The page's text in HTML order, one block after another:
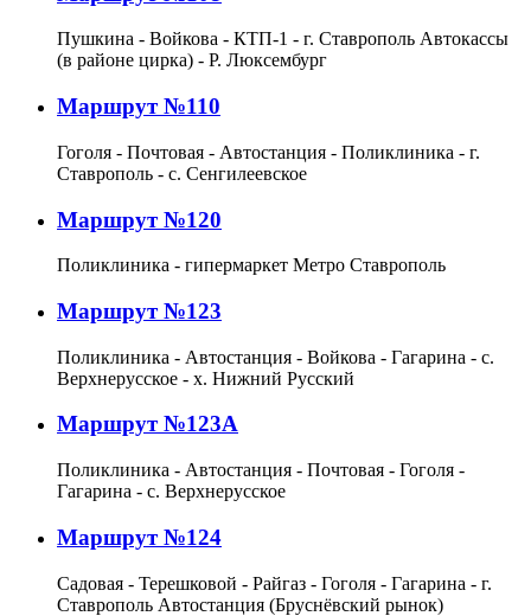
Пушкина - Войкова - КТП-1 - г. Ставрополь Автокассы
(в районе цирка) - Р. Люксембург
Маршрут №110
Гоголя - Почтовая - Автостанция - Поликлиника - г.
Ставрополь - с. Сенгилеевское
Маршрут №120
Поликлиника - гипермаркет Метро Ставрополь
Маршрут №123
Поликлиника - Автостанция - Войкова - Гагарина - с.
Верхнерусское - х. Нижний Русский
Маршрут №123А
Поликлиника - Автостанция - Почтовая - Гоголя -
Гагарина - с. Верхнерусское
Маршрут №124
Садовая - Терешковой - Райгаз - Гоголя - Гагарина - г.
Ставрополь Автостанция (Бруснёвский рынок)